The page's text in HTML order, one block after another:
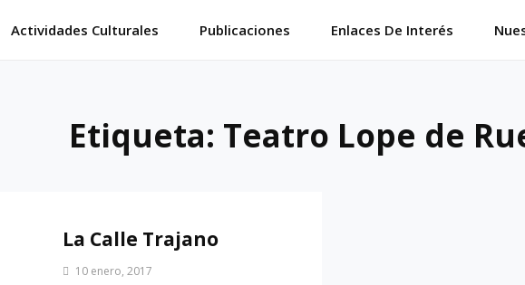
Actividades Culturales Publicaciones Enlaces De Interés
Etiqueta: Teatro Lope de
La Calle Trajano
Por10 enero, 2017